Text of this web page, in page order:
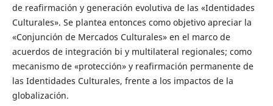
de reafirmación y generación evolutiva de las «Identidades
Culturales». Se plantea entonces como objetivo apreciar la
«Conjunción de Mercados Culturales» en el marco de
acuerdos de integración bi y multilateral regionales; como
mecanismo de «protección» y reafirmación permanente de
las Identidades Culturales, frente a los impactos de la
globalización.